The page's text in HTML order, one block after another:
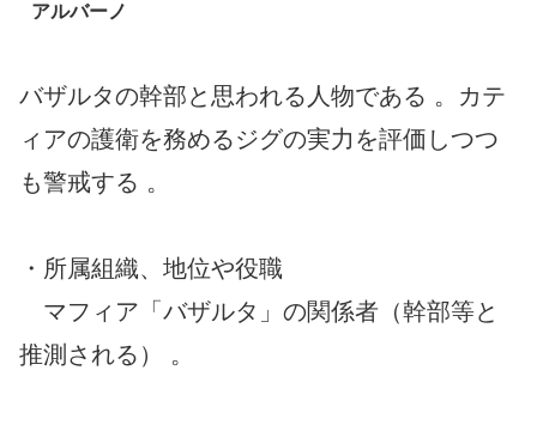
アルバーノ
バザルタの幹部と思われる人物である 。カテ
ィアの護衛を務めるジグの実力を評価しつつ
も警戒する 。
・所属組織、地位や役職
マフィア「バザルタ」の関係者（幹部等と
推測される） 。